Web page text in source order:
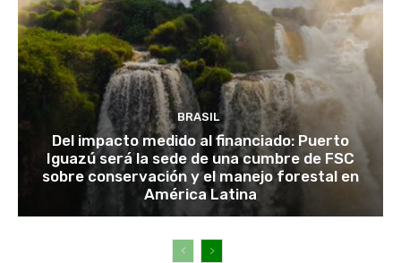
BRASIL
Del impacto medido al financiado: Puerto
Iguazú será la sede de una cumbre de FSC
sobre conservación y el manejo forestal en
América Latina